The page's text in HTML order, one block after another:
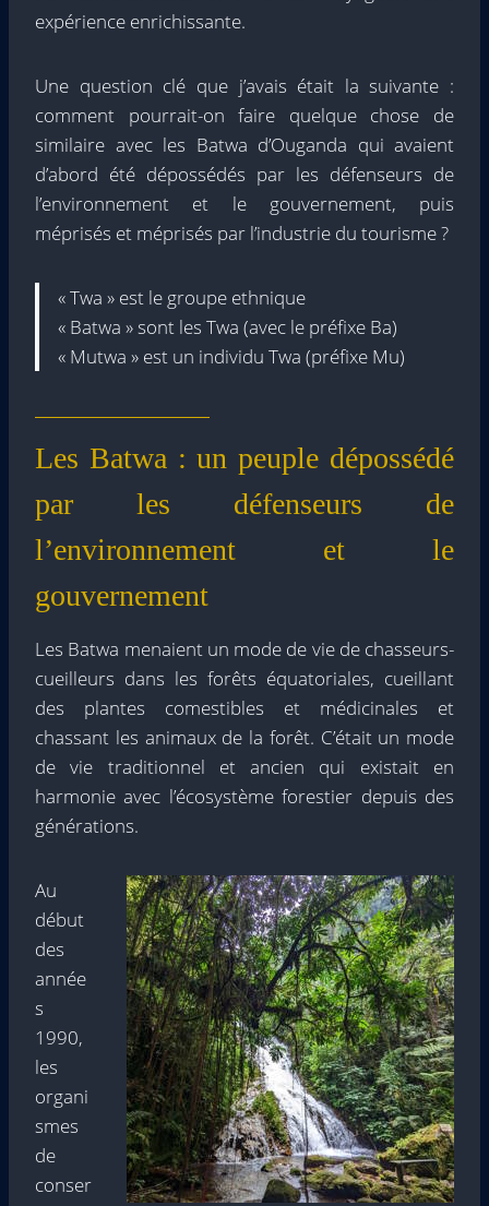
expérience enrichissante.
Une question clé que j’avais était la suivante :
comment pourrait-on faire quelque chose de
similaire avec les Batwa d’Ouganda qui avaient
d’abord été dépossédés par les défenseurs de
l’environnement et le gouvernement, puis
méprisés et méprisés par l’industrie du tourisme ?
« Twa » est le groupe ethnique
« Batwa » sont les Twa (avec le préfixe Ba)
« Mutwa » est un individu Twa (préfixe Mu)
Les Batwa : un peuple dépossédé
par les défenseurs de
l’environnement et le
gouvernement
Les Batwa menaient un mode de vie de chasseurs-
cueilleurs dans les forêts équatoriales, cueillant
des plantes comestibles et médicinales et
chassant les animaux de la forêt. C’était un mode
de vie traditionnel et ancien qui existait en
harmonie avec l’écosystème forestier depuis des
générations.
Au
début
des
année
s
1990,
les
organi
smes
de
conser